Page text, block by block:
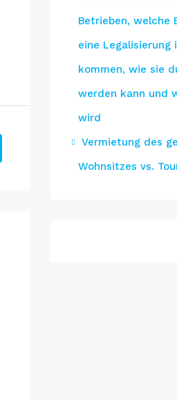
Betrieben, welche
eine Legalisierung
kommen, wie sie
werden kann und
wird
Vermietung des
Wohnsitzes vs.